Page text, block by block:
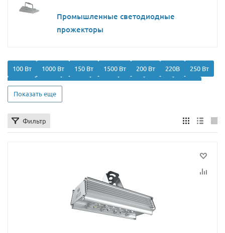
Промышленные светодиодные
прожекторы
100 Вт 1000 Вт 150 Вт 1500 Вт 200 Вт 220В
250 Вт
2700К
30 Вт
50 Вт
500 Вт
75 Вт
Линейные
Мачта
Мощные Направленного света
Настенные
Показать еще
Фильтр